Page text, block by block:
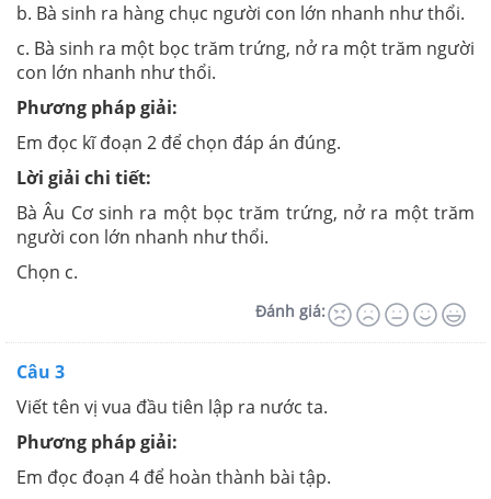
b. Bà sinh ra hàng chục người con lớn nhanh như thổi.
c. Bà sinh ra một bọc trăm trứng, nở ra một trăm người
con lớn nhanh như thổi.
Phương pháp giải:
Em đọc kĩ đoạn 2 để chọn đáp án đúng.
Lời giải chi tiết:
Bà Âu Cơ sinh ra một bọc trăm trứng, nở ra một trăm
người con lớn nhanh như thổi.
Chọn c.
Đánh giá:
Câu 3
Viết tên vị vua đầu tiên lập ra nước ta.
Phương pháp giải:
Em đọc đoạn 4 để hoàn thành bài tập.